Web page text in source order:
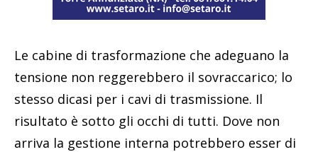
Le cabine di trasformazione che adeguano la
tensione non reggerebbero il sovraccarico; lo
stesso dicasi per i cavi di trasmissione. Il
risultato è sotto gli occhi di tutti. Dove non
arriva la gestione interna potrebbero esser di